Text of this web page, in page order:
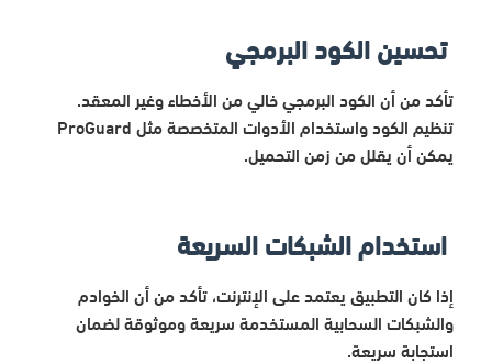
تحسين الكود البرمجي
تأكد من أن الكود البرمجي خالي من الأخطاء وغير المعقد.
تنظيم الكود واستخدام الأدوات المتخصصة مثل ProGuard
يمكن أن يقلل من زمن التحميل.
استخدام الشبكات السريعة
إذا كان التطبيق يعتمد على الإنترنت، تأكد من أن الخوادم
والشبكات السحابية المستخدمة سريعة وموثوقة لضمان
استجابة سريعة.